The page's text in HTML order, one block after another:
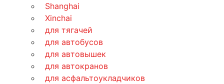
Shanghai
Xinchai
для тягачей
для автобусов
для автовышек
для автокранов
для асфальтоукладчиков